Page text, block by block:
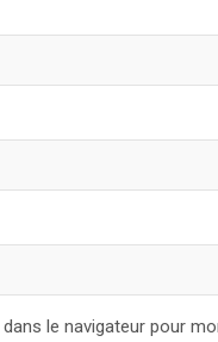
le navigateur pour